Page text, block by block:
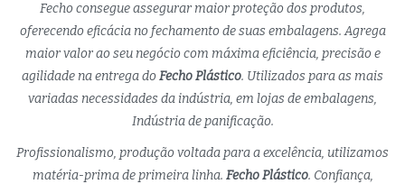
Fecho consegue assegurar maior proteção dos produtos,
oferecendo eficácia no fechamento de suas embalagens. Agrega
maior valor ao seu negócio com máxima eficiência, precisão e
agilidade na entrega do Fecho Plástico. Utilizados para as mais
variadas necessidades da indústria, em lojas de embalagens,
Indústria de panificação.
Profissionalismo, produção voltada para a excelência, utilizamos
matéria-prima de primeira linha. Fecho Plástico. Confiança,